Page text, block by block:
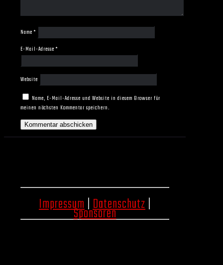
Name*
E-Mail-Adresse*
Website
Name, E-Mail-Adresse und Website in diesem Browser für
meinen nächsten Kommentar speichern.
Impressum|Datenschutz|
Sponsoren